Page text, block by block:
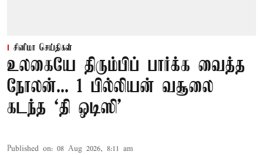
சினிமா செய்திகள்
உலகையே திரும்பிப் பார்க்க வைத்த
நோலன்... 1 பில்லியன் வசூலை
கடந்த ‘தி ஒடிஸி’
Published on: 08 Aug 2026, 8:11 am